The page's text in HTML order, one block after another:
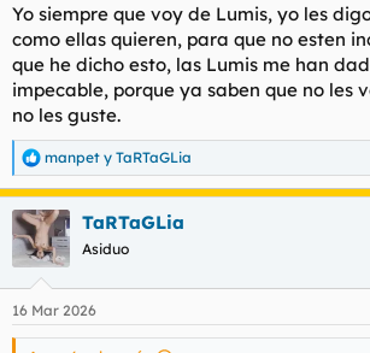
Yo siempre que voy de Lumis, yo les
como ellas quieren, para que no esten
que he dicho esto, las Lumis me han
impecable, porque ya saben que no les
no les guste.
R
e
a
c
c
i
e
s
manpet y TaRTaGLia
TaRTaGLia
Asiduo
16 Mar 2026